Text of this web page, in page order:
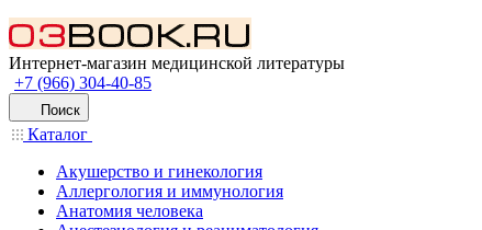
Интернет-магазин медицинской литературы
+7 (966) 304-40-85
Поиск
Каталог
Акушерство и гинекология
Аллергология и иммунология
Анатомия человека